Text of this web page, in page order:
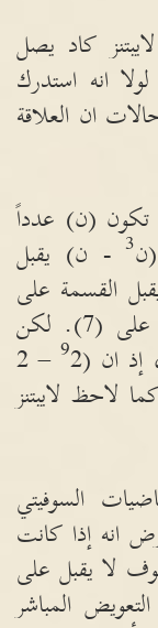
كاد يصل
انه استدرك
ان العلاقة
تكون (ن) عدداً
(ن3
- ن) يقبل
القسمة على
على (7).
لكن
إذ ان (
9
2 – 2
لاحظ لايبتنز
السوفيتي
انه إذا كانت
لا يقبل على
المباشر